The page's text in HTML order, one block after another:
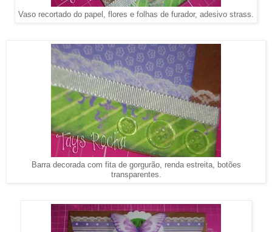
Vaso recortado do papel, flores e folhas de furador, adesivo strass.
Barra decorada com fita de gorgurão, renda estreita, botões
transparentes.